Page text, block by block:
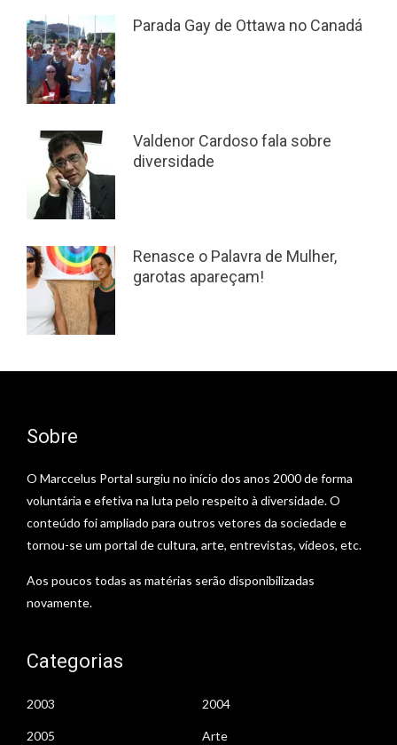
Parada Gay de Ottawa no Canadá
Valdenor Cardoso fala sobre
diversidade
Renasce o Palavra de Mulher,
garotas apareçam!
Sobre
O Marccelus Portal surgiu no início dos anos 2000 de forma
voluntária e efetiva na luta pelo respeito à diversidade. O
conteúdo foi ampliado para outros vetores da sociedade e
tornou-se um portal de cultura, arte, entrevistas, vídeos, etc.
Aos poucos todas as matérias serão disponibilizadas
novamente.
Categorias
2003 2004
2005 Arte